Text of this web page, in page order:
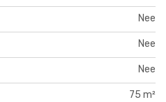
Nee
Nee
Nee
75 m²